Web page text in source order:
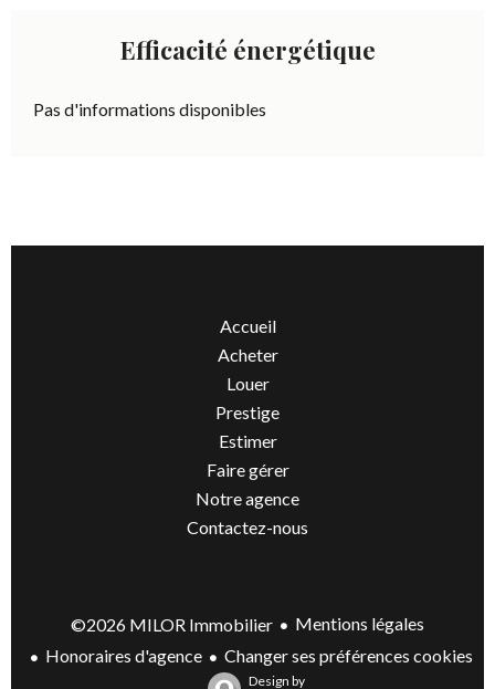
Efficacité énergétique
Pas d'informations disponibles
Accueil
Acheter
Louer
Prestige
Estimer
Faire gérer
Notre agence
Contactez-nous
©2026 MILOR Immobilier
Mentions légales
Honoraires d'agence
Changer ses préférences cookies
Design by